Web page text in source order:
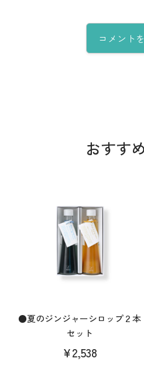
コメント
おすす
●夏のジンジャーシロップ２本
セット
¥2,538